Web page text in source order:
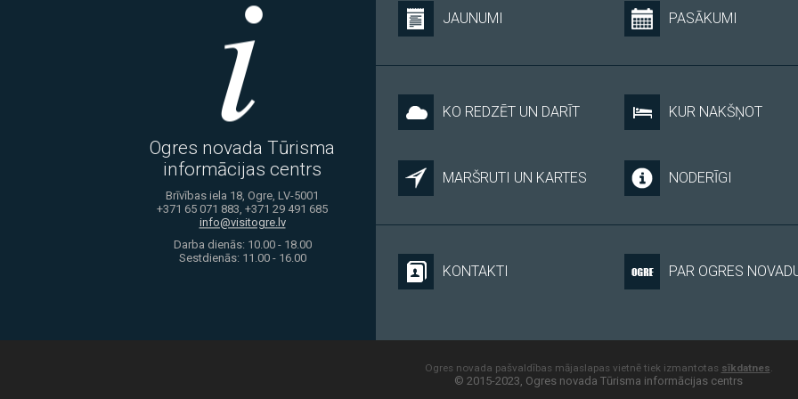
Ogres novada Tūrisma
informācijas centrs
Brīvības iela 18, Ogre, LV-5001
+371 65 071 883, +371 29 491 685
info@visitogre.lv
Darba dienās: 10.00 - 18.00
Sestdienās: 11.00 - 16.00
JAUNUMI PASĀKUMI
KO REDZĒT UN DARĪT KUR NAKŠŅOT
MARŠRUTI UN KARTES NODERĪGI
KONTAKTI PAR OGRES
Ogres novada pašvaldības mājaslapas vietnē tiek izmantotas sīkdatnes.
© 2015-2023, Ogres novada Tūrisma informācijas centrs